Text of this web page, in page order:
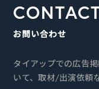
お問い合わせ
タイアップでの広告
いて、取材/出演依頼